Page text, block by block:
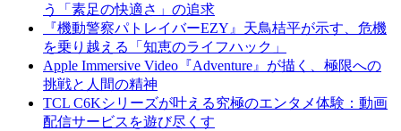
う「素足の快適さ」の追求
『機動警察パトレイバーEZY』天鳥桔平が示す、危機
を乗り越える「知恵のライフハック」
Apple Immersive Video『Adventure』が描く、極限への
挑戦と人間の精神
TCL C6Kシリーズが叶える究極のエンタメ体験：動画
配信サービスを遊び尽くす